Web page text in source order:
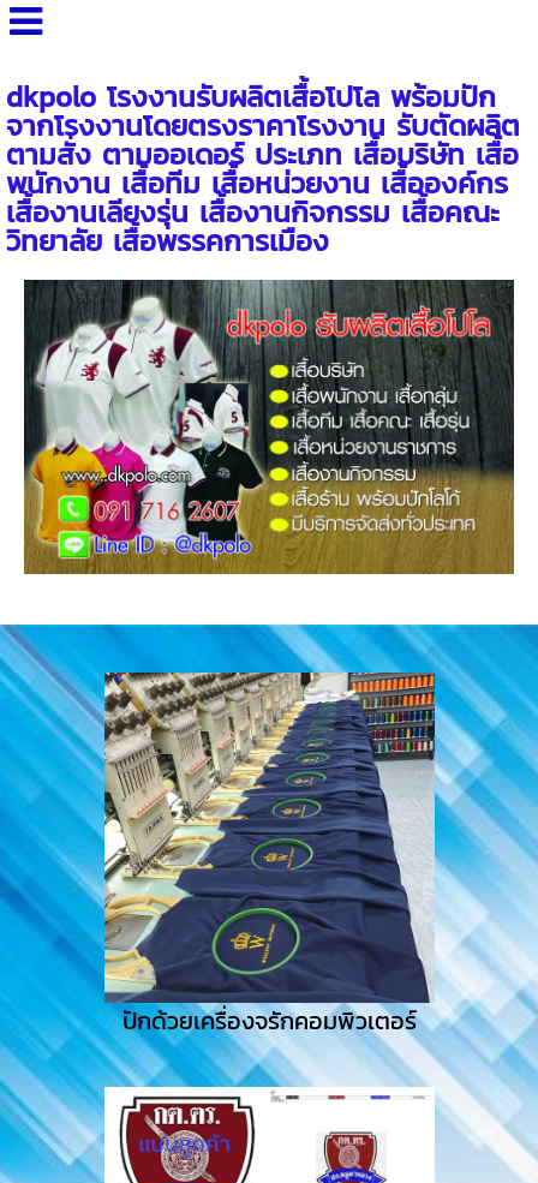
dkpolo โรงงานรับผลิตเสื้อโปโล พร้อมปัก
จากโรงงานโดยตรงราคาโรงงาน รับตัดผลิต
ตามสั่ง ตามออเดอร์ ประเภท เสื้อบริษัท เสื้อ
พนักงาน เสื้อทีม เสื้อหน่วยงาน เสื้อองค์กร
เสื้องานเลียงรุ่น เสื้องานกิจกรรม เสื้อคณะ
วิทยาลัย เสื้อพรรคการเมือง
ปักด้วยเครื่องจรักคอมพิวเตอร์